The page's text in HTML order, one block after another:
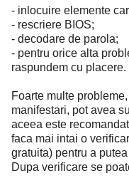
- inlocuire elemente
- rescriere BIOS;
- decodare de parola;
- pentru orice alta
raspundem cu placere.
Foarte multe
manifestari, pot avea
aceea este
faca mai intai o
gratuita) pentru a
Dupa verificare se